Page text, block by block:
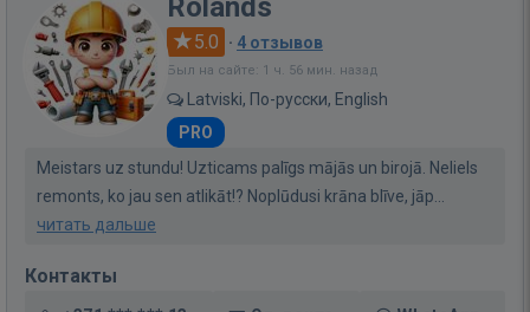
5.0 · 4 отзывов
Был на сайте: 1 ч. 56 мин. назад
Latviski, По-русски, English
PRO
Meistars uz stundu! Uzticams palīgs mājās un birojā. Neliels
remonts, ko jau sen atlikāt!? Noplūdusi krāna blīve, jāp...
читать дальше
Контакты